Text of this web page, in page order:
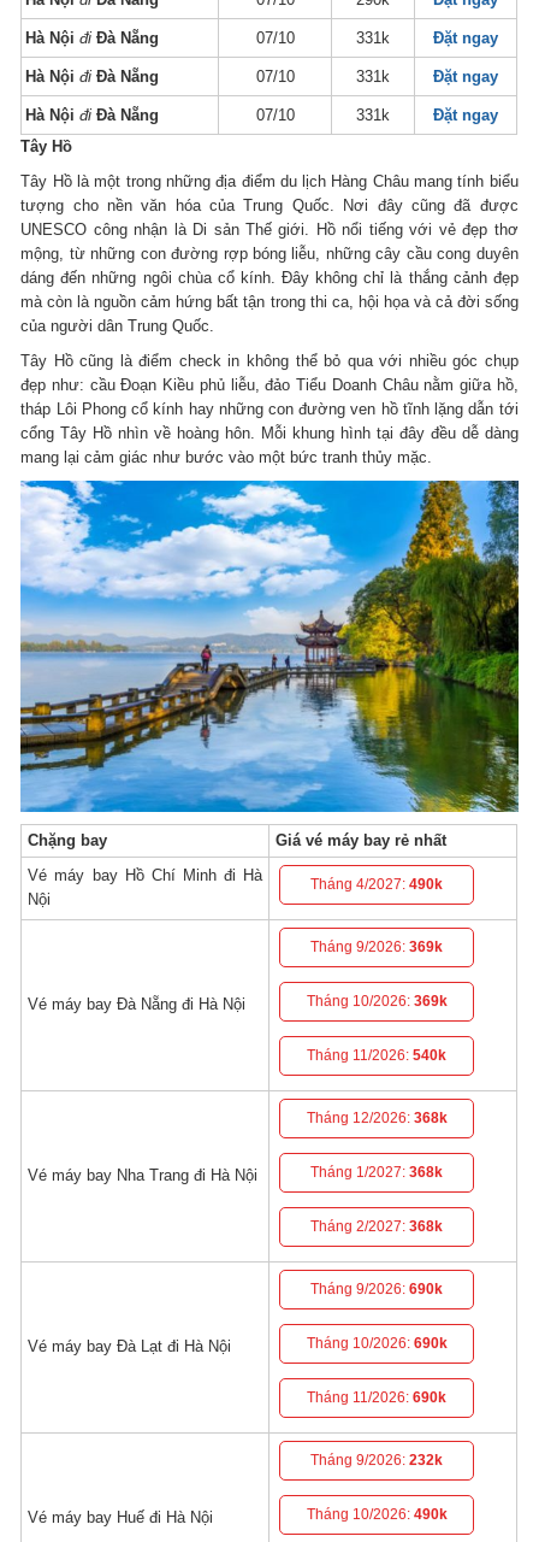
Hà Nộiđi Đà Nẵng 07/10 331k Đặt ngay
Hà Nộiđi Đà Nẵng 07/10 331k Đặt ngay
Hà Nộiđi Đà Nẵng 07/10 331k
Đặt ngay
Tây Hồ
Tây Hồ là một trong những địa điểm du lịch Hàng Châu mang tính biểu
tượng cho nền văn hóa của Trung Quốc. Nơi đây cũng đã được
UNESCO công nhận là Di sản Thế giới. Hồ nổi tiếng với vẻ đẹp thơ
mộng, từ những con đường rợp bóng liễu, những cây cầu cong duyên
dáng đến những ngôi chùa cổ kính. Đây không chỉ là thắng cảnh đẹp
mà còn là nguồn cảm hứng bất tận trong thi ca, hội họa và cả đời sống
của người dân Trung Quốc.
Tây Hồ cũng là điểm check in không thể bỏ qua với nhiều góc chụp
đẹp như: cầu Đoạn Kiều phủ liễu, đảo Tiểu Doanh Châu nằm giữa hồ,
tháp Lôi Phong cổ kính hay những con đường ven hồ tĩnh lặng dẫn tới
cổng Tây Hồ nhìn về hoàng hôn. Mỗi khung hình tại đây đều dễ dàng
mang lại cảm giác như bước vào một bức tranh thủy mặc.
Chặng bay
Giá vé máy bay rẻ nhất
Vé máy bay Hồ Chí Minh đi Hà
Nội
Tháng 4/2027:490k
Vé máy bay Đà Nẵng đi Hà Nội
Tháng 9/2026:369k
Tháng 10/2026: 369k
Tháng 11/2026:540k
Vé máy bay Nha Trang đi Hà Nội
Tháng 12/2026: 368k
Tháng 1/2027:368k
Tháng 2/2027:368k
Vé máy bay Đà Lạt đi Hà Nội
Tháng 9/2026:690k
Tháng 10/2026: 690k
Tháng 11/2026:690k
Vé máy bay Huế đi Hà Nội
Tháng 9/2026:232k
Tháng 10/2026: 490k